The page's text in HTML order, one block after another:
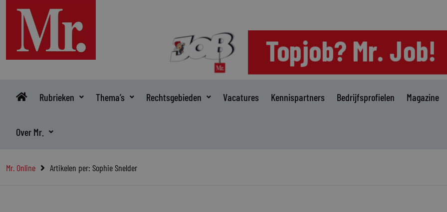
inhoud
Rubrieken Thema’s Rechtsgebieden Vacatures Kennispartners Bedrijfsprofielen Magazine
Over Mr.
Mr. Online Artikelen per: Sophie Snelder